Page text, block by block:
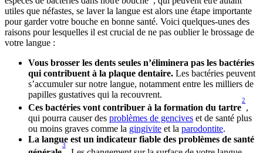
utiles que néfastes, se laver la langue est alors une étape importante
pour garder votre bouche en bonne santé. Voici quelques-unes des
raisons pour lesquelles il est crucial de ne pas oublier le brossage de
votre langue :
Vous brosser les dents seules n’éliminera pas les bactéries
qui contribuent à la plaque dentaire. Les bactéries peuvent
s’accumuler sur notre langue, notamment entre les milliers de
papilles gustatives qui la recouvrent.
Ces bactéries vont contribuer à la formation du tartre
2
,
qui pourra causer des problèmes de gencives et de santé plus
ou moins graves comme la gingivite et la parodontite.
La langue est un indicateur fiable des problèmes de santé
3